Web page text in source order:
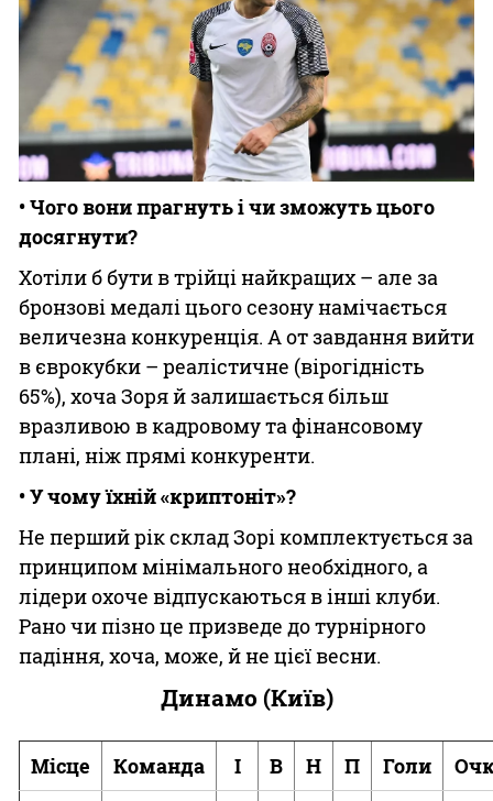
• Чого вони прагнуть і чи зможуть цього
досягнути?
Хотіли б бути в трійці найкращих – але за
бронзові медалі цього сезону намічається
величезна конкуренція. А от завдання вийти
в єврокубки – реалістичне (вірогідність
65%), хоча Зоря й залишається більш
вразливою в кадровому та фінансовому
плані, ніж прямі конкуренти.
• У чому їхній «криптоніт»?
Не перший рік склад Зорі комплектується за
принципом мінімального необхідного, а
лідери охоче відпускаються в інші клуби.
Рано чи пізно це призведе до турнірного
падіння, хоча, може, й не цієї весни.
Динамо (Київ)
Місце Команда І В Н П Голи